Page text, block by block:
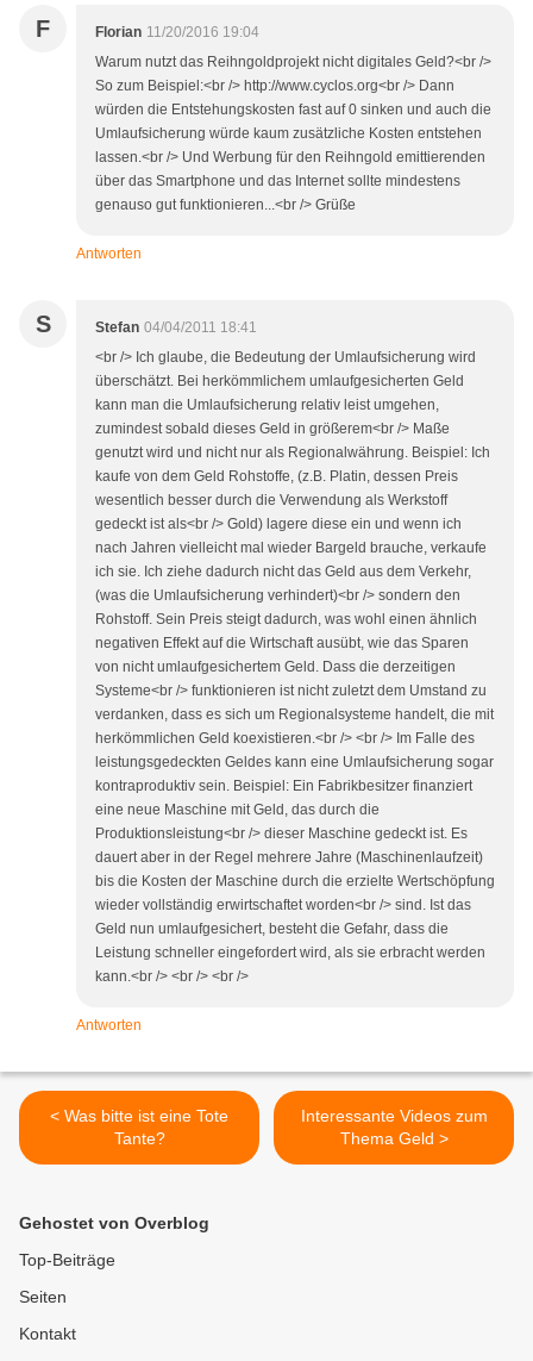
F Florian 11/20/2016 19:04
Warum nutzt das Reihngoldprojekt nicht digitales Geld?<br />
So zum Beispiel:<br /> http://www.cyclos.org<br /> Dann
würden die Entstehungskosten fast auf 0 sinken und auch die
Umlaufsicherung würde kaum zusätzliche Kosten entstehen
lassen.<br /> Und Werbung für den Reihngold emittierenden
über das Smartphone und das Internet sollte mindestens
genauso gut funktionieren...<br /> Grüße
Antworten
S Stefan 04/04/2011 18:41
<br /> Ich glaube, die Bedeutung der Umlaufsicherung wird
überschätzt. Bei herkömmlichem umlaufgesicherten Geld
kann man die Umlaufsicherung relativ leist umgehen,
zumindest sobald dieses Geld in größerem<br /> Maße
genutzt wird und nicht nur als Regionalwährung. Beispiel: Ich
kaufe von dem Geld Rohstoffe, (z.B. Platin, dessen Preis
wesentlich besser durch die Verwendung als Werkstoff
gedeckt ist als<br /> Gold) lagere diese ein und wenn ich
nach Jahren vielleicht mal wieder Bargeld brauche, verkaufe
ich sie. Ich ziehe dadurch nicht das Geld aus dem Verkehr,
(was die Umlaufsicherung verhindert)<br /> sondern den
Rohstoff. Sein Preis steigt dadurch, was wohl einen ähnlich
negativen Effekt auf die Wirtschaft ausübt, wie das Sparen
von nicht umlaufgesichertem Geld. Dass die derzeitigen
Systeme<br /> funktionieren ist nicht zuletzt dem Umstand zu
verdanken, dass es sich um Regionalsysteme handelt, die mit
herkömmlichen Geld koexistieren.<br /> <br /> Im Falle des
leistungsgedeckten Geldes kann eine Umlaufsicherung sogar
kontraproduktiv sein. Beispiel: Ein Fabrikbesitzer finanziert
eine neue Maschine mit Geld, das durch die
Produktionsleistung<br /> dieser Maschine gedeckt ist. Es
dauert aber in der Regel mehrere Jahre (Maschinenlaufzeit)
bis die Kosten der Maschine durch die erzielte Wertschöpfung
wieder vollständig erwirtschaftet worden<br /> sind. Ist das
Geld nun umlaufgesichert, besteht die Gefahr, dass die
Leistung schneller eingefordert wird, als sie erbracht werden
kann.<br /> <br /> <br />
Antworten
< Was bitte ist eine Tote
Tante?
Interessante Videos zum
Thema Geld >
Gehostet von Overblog
Top-Beiträge
Seiten
Kontakt